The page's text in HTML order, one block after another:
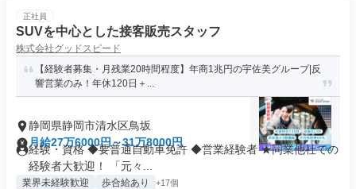
正社員
SUVを中心とした接客販売スタッフ
株式会社グッドスピード
【経験者募集・月残業20時間程度】年商1兆円の宇佐美グループ|反
響営業のみ！年休120日＋...
静岡県静岡市清水区鳥坂
月給27万6000円～31万8000円
経験・資格 ◆要普通自動車免許 ◆営業経験者 ★同業他社での
経験者大歓迎！ 「元々...
業界未経験歓迎 歩合給あり +17個